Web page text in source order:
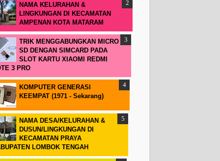
NAMA KELURAHAN &
LINGKUNGAN DI KECAMATAN
AMPENAN KOTA MATARAM
TRIK MENGGABUNGKAN MICRO
SD DENGAN SIMCARD PADA
SLOT KARTU XIAOMI REDMI
3 PRO
KOMPUTER GENERASI
KEEMPAT (1971 - Sekarang)
NAMA DESA/KELURAHAN &
DUSUN/LINGKUNGAN DI
KECAMATAN PRAYA
LOMBOK TENGAH